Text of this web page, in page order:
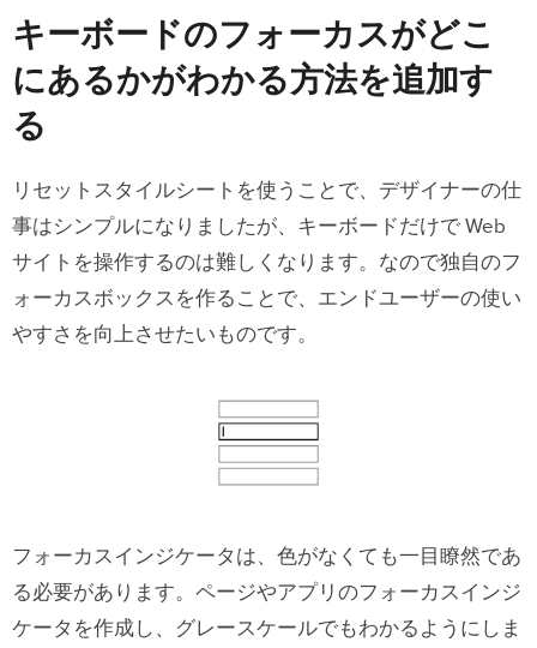
キーボードのフォーカスがどこ
にあるかがわかる方法を追加す
る
リセットスタイルシートを使うことで、デザイナーの仕
事はシンプルになりましたが、キーボードだけで Web
サイトを操作するのは難しくなります。なので独自のフ
ォーカスボックスを作ることで、エンドユーザーの使い
やすさを向上させたいものです。
フォーカスインジケータは、色がなくても一目瞭然であ
る必要があります。ページやアプリのフォーカスインジ
ケータを作成し、グレースケールでもわかるようにしま